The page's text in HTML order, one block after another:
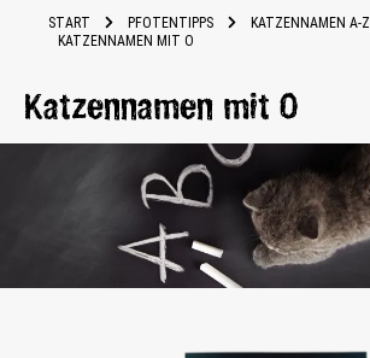
START PFOTENTIPPS
KATZENNAMEN A-Z
KATZENNAMEN MIT O
Katzennamen mit O